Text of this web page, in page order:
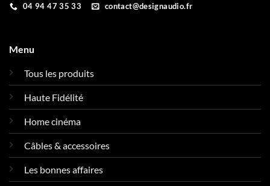
04 94 47 35 33 contact@designaudio.fr
Menu
Tous les produits
Haute Fidélité
Home cinéma
Câbles & accessoires
Les bonnes affaires